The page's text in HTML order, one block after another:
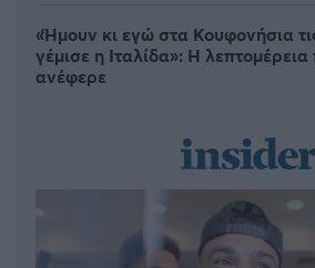
«Ήμουν κι εγώ στα Κουφονήσια
γέμισε η Ιταλίδα»: Η
ανέφερε